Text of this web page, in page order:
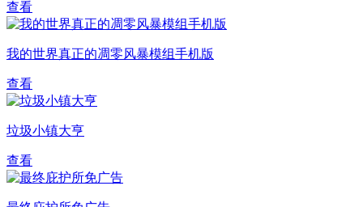
查看
我的世界真正的凋零风暴模组手机版
查看
垃圾小镇大亨
查看